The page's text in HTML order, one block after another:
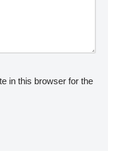
in this browser for the